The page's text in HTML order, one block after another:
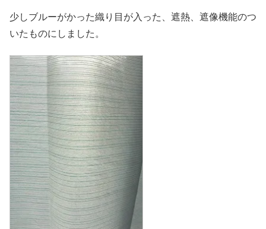
少しブルーがかった織り目が入った、遮熱、遮像機能のつ
いたものにしました。